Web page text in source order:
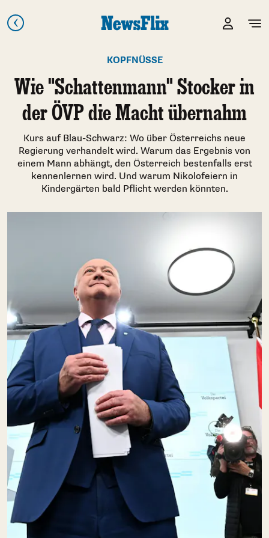
KOPFNÜSSE
Wie "Schattenmann" Stocker in
der ÖVP die Macht übernahm
Kurs auf Blau-Schwarz: Wo über Österreichs neue
Regierung verhandelt wird. Warum das Ergebnis von
einem Mann abhängt, den Österreich bestenfalls erst
kennenlernen wird. Und warum Nikolofeiern in
Kindergärten bald Pflicht werden könnten.